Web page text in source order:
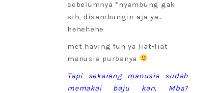
sebelumnya *nyambung gak
sih, disambungin aja ya…
hehehehe
met having fun ya liat-liat
manusia purbanya
Tapi sekarang manusia sudah
memakai baju kan, Mba?